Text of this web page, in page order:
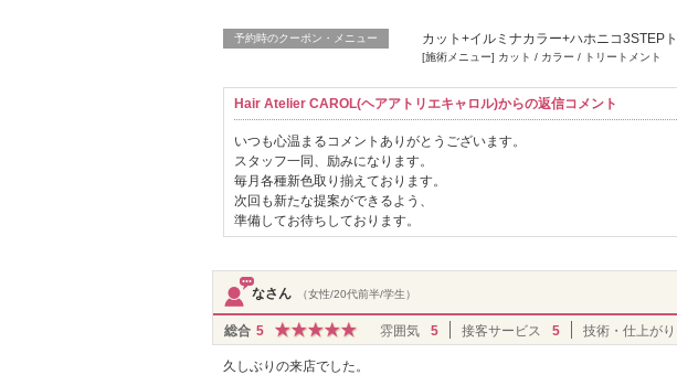
予約時のクーポン・メニュー カット+イルミナカラー+ハホニコ3STEP
[施術メニュー] カット / カラー / トリートメント
Hair Atelier CAROL(ヘアアトリエキャロル)からの返信コメント
いつも心温まるコメントありがとうございます。
スタッフ一同、励みになります。
毎月各種新色取り揃えております。
次回も新たな提案ができるよう、
準備してお待ちしております。
なさん （女性/20代前半/学生）
総合 5 雰囲気 5 接客サービス 5 技術・仕上がり
久しぶりの来店でした。